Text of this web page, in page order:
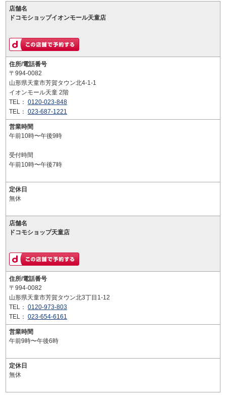
店舗名
ドコモショップイオンモール天童店
住所/電話番号
〒994-0082
山形県天童市芳賀タウン北4-1-1
イオンモール天童 2階
TEL： 0120-023-848
TEL： 023-687-1221
営業時間
午前10時〜午後9時
受付時間
午前10時〜午後7時
定休日
無休
店舗名
ドコモショップ天童店
住所/電話番号
〒994-0082
山形県天童市芳賀タウン北3丁目1-12
TEL： 0120-973-803
TEL： 023-654-6161
営業時間
午前9時〜午後6時
定休日
無休